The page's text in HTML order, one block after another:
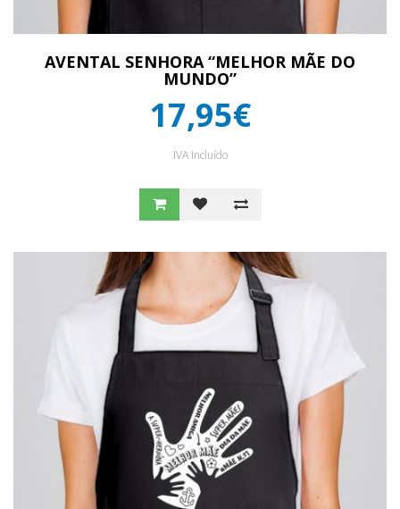
AVENTAL SENHORA “MELHOR MÃE DO
MUNDO”
17,95€
IVA Incluído